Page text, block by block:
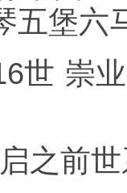
五堡六
世 崇
之前